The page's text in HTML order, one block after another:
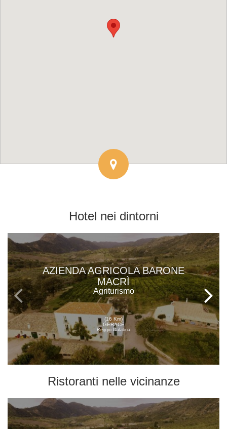
Hotel nei dintorni
AZIENDA AGRICOLA BARONE
MACRÌ
Agriturismo
(16 Km)
GERACE
Reggio Calabria
Ristoranti nelle vicinanze